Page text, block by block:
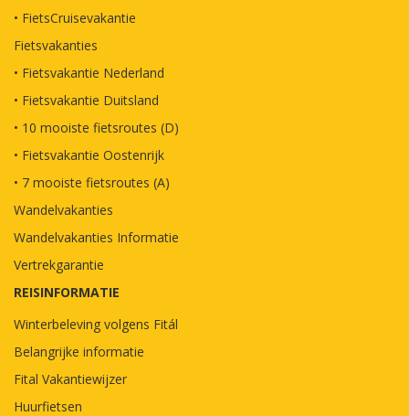
• FietsCruisevakantie
Fietsvakanties
• Fietsvakantie Nederland
• Fietsvakantie Duitsland
• 10 mooiste fietsroutes (D)
• Fietsvakantie Oostenrijk
• 7 mooiste fietsroutes (A)
Wandelvakanties
Wandelvakanties Informatie
Vertrekgarantie
REISINFORMATIE
Winterbeleving volgens Fitál
Belangrijke informatie
Fital Vakantiewijzer
Huurfietsen